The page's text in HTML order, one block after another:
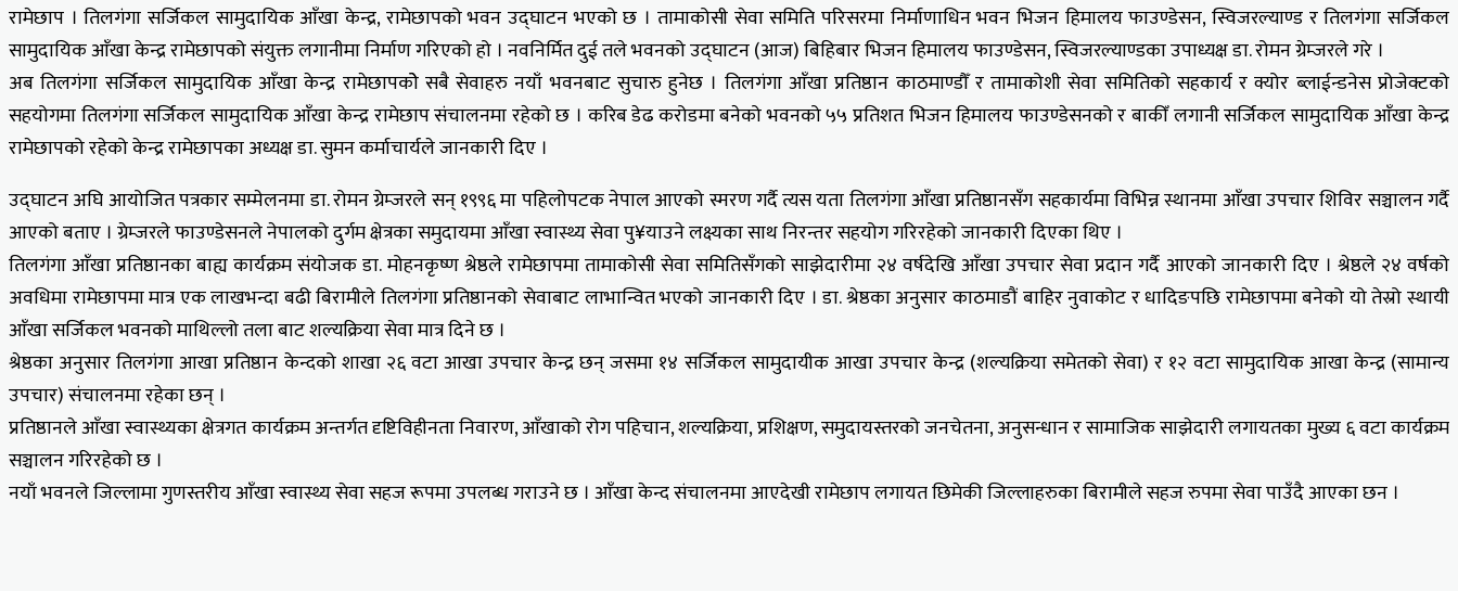
रामेछाप । तिलगंगा सर्जिकल सामुदायिक आँखा केन्द्र, रामेछापको भवन उद्घाटन भएको छ । तामाकोसी सेवा समिति परिसरमा निर्माणाधिन भवन भिजन हिमालय फाउण्डेसन, स्विजरल्याण्ड र तिलगंगा सर्जिकल
सामुदायिक आँखा केन्द्र रामेछापको संयुक्त लगानीमा निर्माण गरिएको हो । नवनिर्मित दुई तले भवनको उद्घाटन (आज) बिहिबार भिजन हिमालय फाउण्डेसन, स्विजरल्याण्डका उपाध्यक्ष डा. रोमन ग्रेम्जरले गरे ।
अब तिलगंगा सर्जिकल सामुदायिक आँखा केन्द्र रामेछापकोे सबै सेवाहरु नयाँ भवनबाट सुचारु हुनेछ । तिलगंगा आँखा प्रतिष्ठान काठमाण्डौँ र तामाकोशी सेवा समितिको सहकार्य र क्योर ब्लाईन्डनेस प्रोजेक्टको
सहयोगमा तिलगंगा सर्जिकल सामुदायिक आँखा केन्द्र रामेछाप संचालनमा रहेको छ । करिब डेढ करोडमा बनेको भवनको ५५ प्रतिशत भिजन हिमालय फाउण्डेसनको र बाकीँ लगानी सर्जिकल सामुदायिक आँखा केन्द्र
रामेछापको रहेको केन्द्र रामेछापका अध्यक्ष डा. सुमन कर्माचार्यले जानकारी दिए ।
उद्घाटन अघि आयोजित पत्रकार सम्मेलनमा डा. रोमन ग्रेम्जरले सन् १९९६ मा पहिलोपटक नेपाल आएको स्मरण गर्दै त्यस यता तिलगंगा आँखा प्रतिष्ठानसँग सहकार्यमा विभिन्न स्थानमा आँखा उपचार शिविर सञ्चालन गर्दै
आएको बताए । ग्रेम्जरले फाउण्डेसनले नेपालको दुर्गम क्षेत्रका समुदायमा आँखा स्वास्थ्य सेवा पु¥याउने लक्ष्यका साथ निरन्तर सहयोग गरिरहेको जानकारी दिएका थिए ।
तिलगंगा आँखा प्रतिष्ठानका बाह्य कार्यक्रम संयोजक डा. मोहनकृष्ण श्रेष्ठले रामेछापमा तामाकोसी सेवा समितिसँगको साझेदारीमा २४ वर्षदेखि आँखा उपचार सेवा प्रदान गर्दै आएको जानकारी दिए । श्रेष्ठले २४ वर्षको
अवधिमा रामेछापमा मात्र एक लाखभन्दा बढी बिरामीले तिलगंगा प्रतिष्ठानको सेवाबाट लाभान्वित भएको जानकारी दिए । डा. श्रेष्ठका अनुसार काठमाडौं बाहिर नुवाकोट र धादिङपछि रामेछापमा बनेको यो तेस्रो स्थायी
आँखा सर्जिकल भवनको माथिल्लो तला बाट शल्यक्रिया सेवा मात्र दिने छ ।
श्रेष्ठका अनुसार तिलगंगा आखा प्रतिष्ठान केन्दको शाखा २६ वटा आखा उपचार केन्द्र छन् जसमा १४ सर्जिकल सामुदायीक आखा उपचार केन्द्र (शल्यक्रिया समेतको सेवा) र १२ वटा सामुदायिक आखा केन्द्र (सामान्य
उपचार) संचालनमा रहेका छन् ।
प्रतिष्ठानले आँखा स्वास्थ्यका क्षेत्रगत कार्यक्रम अन्तर्गत दृष्टिविहीनता निवारण, आँखाको रोग पहिचान, शल्यक्रिया, प्रशिक्षण, समुदायस्तरको जनचेतना, अनुसन्धान र सामाजिक साझेदारी लगायतका मुख्य ६ वटा कार्यक्रम
सञ्चालन गरिरहेको छ ।
नयाँ भवनले जिल्लामा गुणस्तरीय आँखा स्वास्थ्य सेवा सहज रूपमा उपलब्ध गराउने छ । आँखा केन्द संचालनमा आएदेखी रामेछाप लगायत छिमेकी जिल्लाहरुका बिरामीले सहज रुपमा सेवा पाउँदै आएका छन ।